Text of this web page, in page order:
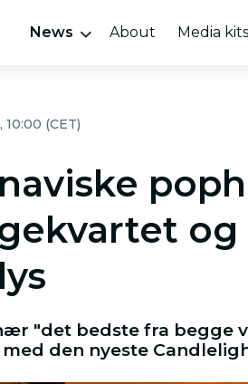
News About Media kits
(CET)
"det bedste fra begge
den nyeste